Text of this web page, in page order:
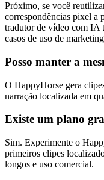
Próximo, se você
correspondências pixel a
tradutor de vídeo com IA
casos de uso de
Posso manter a
O HappyHorse gera
narração localizada em
Existe um plano
Sim. Experimente o
primeiros clipes
longos e uso comercial.